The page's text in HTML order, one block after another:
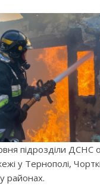
підрозділи ДСНС
у Тернополі,
районах.